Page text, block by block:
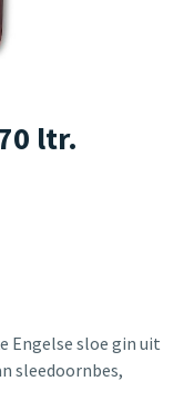
ltr.
Engelse sloe gin uit
sleedoornbes,